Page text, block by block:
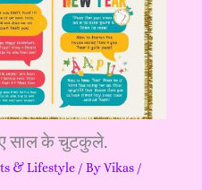
साल के चुटकुले.
& Lifestyle/ ByVikas /